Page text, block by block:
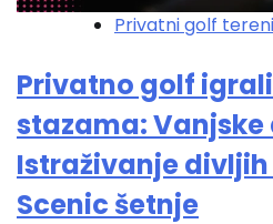
Privatni golf tereni
Privatno golf
stazama:
Istraživanje
Scenic šetnje